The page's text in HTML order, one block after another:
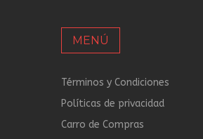
MENÚ
Términos y Condiciones
Políticas de privacidad
Carro de Compras